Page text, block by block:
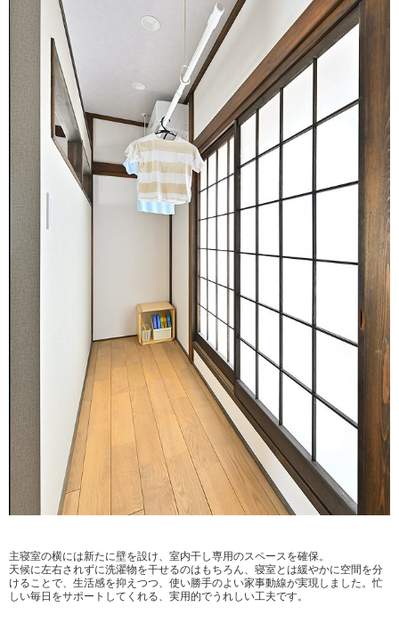
主寝室の横には新たに壁を設け、室内干し専用のスペースを確保。
天候に左右されずに洗濯物を干せるのはもちろん、寝室とは緩やかに空間を分
けることで、生活感を抑えつつ、使い勝手のよい家事動線が実現しました。忙
しい毎日をサポートしてくれる、実用的でうれしい工夫です。